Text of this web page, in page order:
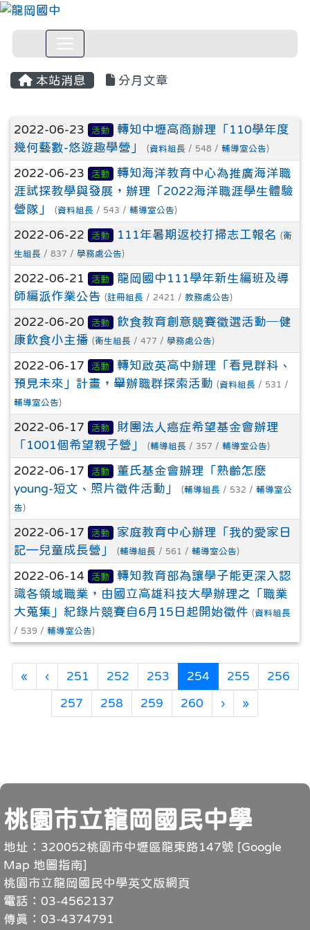
本站消息 分月文章
文章列表
2022-06-23 活動
轉知中壢高商辦理「110學年度
幾何藝數-悠遊趣學營」
(資料組長 / 548 / 輔導室公告)
2022-06-23 活動
轉知海洋教育中心為推廣海洋職
涯試探教學與發展，辦理「2022海洋職涯學生體驗
營隊」
(資料組長 / 543 / 輔導室公告)
2022-06-22 活動 111年暑期返校打掃志工報名 (衛
生組長 / 837 / 學務處公告)
2022-06-21 活動
龍岡國中111學年新生編班及導
師編派作業公告 (註冊組長 / 2421 / 教務處公告)
2022-06-20 活動
飲食教育創意競賽徵選活動─健
康飲食小主播 (衛生組長 / 477 / 學務處公告)
2022-06-17 活動
轉知啟英高中辦理「看見群科、
預見未來」計畫，舉辦職群探索活動 (資料組長 / 531 /
輔導室公告)
2022-06-17 活動
財團法人癌症希望基金會辦理
「1001個希望親子營」
(輔導組長 / 357 / 輔導室公告)
2022-06-17 活動
董氏基金會辦理「熟齡怎麼
young-短文、照片徵件活動」
(輔導組長 / 532 / 輔導室公
告)
2022-06-17 活動
家庭教育中心辦理「我的愛家日
記—兒童成長營」
(輔導組長 / 561 / 輔導室公告)
2022-06-14 活動
轉知教育部為讓學子能更深入認
識各領域職業，由國立高雄科技大學辦理之「職業
大蒐集」紀錄片競賽自6月15日起開始徵件 (資料組長
/ 539 / 輔導室公告)
«第一頁
‹上一頁
251 252 253 254(目前頁次)
255 256
257 258 259 260 ›下一頁
»
頁尾
桃園市立龍岡國民中學
地址：320052桃園市中壢區龍東路147號 [Google
Map 地圖指南]
桃園市立龍岡國民中學英文版網頁
電話：03-4562137
傳真：03-4374791